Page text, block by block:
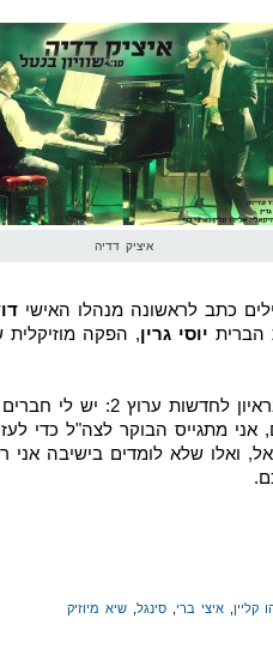
איציק דדיה
כתב לראשונה מנהלו האישי
הברית יוסי גרין, הפקה מוזיקלית
איציק דדיה רגע לפני לבישת המדים מסר בראיון לחדשות ערוץ 2: יש לי חברים
אני מתגייס הבוקר לצה"ל כדי
ואלו שלא לומדים בישיבה אני
קליין איצי ברי סינגל שיא מיוזיק